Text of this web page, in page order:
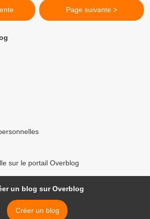
Page suivante >
sur le portail Overblog
un blog sur Overblog
Créer un blog